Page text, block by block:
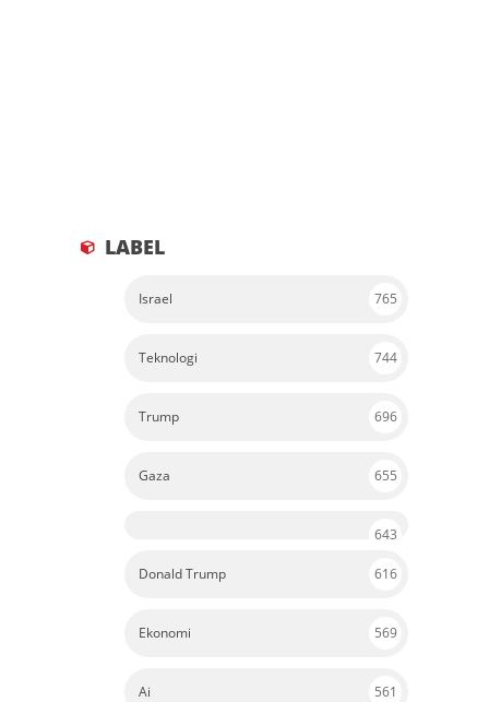
LABEL
Israel 765
Teknologi 744
Trump 696
Gaza 655
643
Donald Trump 616
Ekonomi 569
Ai 561